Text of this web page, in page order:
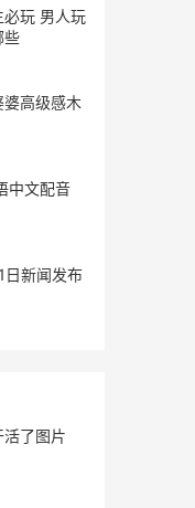
玩 男人玩
些
高级感木
中文配音
日新闻发布
了图片